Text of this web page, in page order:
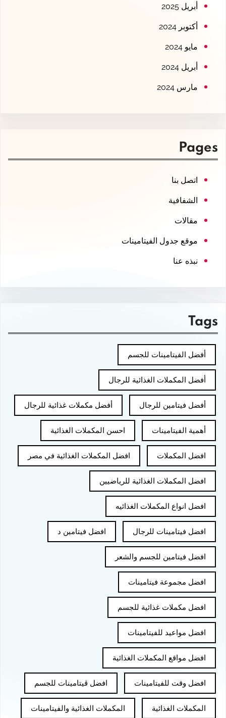
أبريل 2025
أكتوبر 2024
مايو 2024
أبريل 2024
مارس 2024
Pages
اتصل بنا
الشفافية
مقالات
موقع جدول الفيتامينات
نبذه عنا
Tags
أفضل الفيتامينات للجسم
أفضل المكملات الغذائية للرجال
أفضل فيتامين للرجال أفضل مكملات غذائية للرجال
أهمية الفيتامينات احسن المكملات الغذائية
افضل المكملات افضل المكملات الغذائية في مصر
افضل المكملات الغذائية للرياضيين
افضل انواع المكملات الغذائيه
افضل فيتامينات للرجال افضل فيتامين د
افضل فيتامين للجسم والشعر
افضل مجموعة فيتامينات
افضل مكملات غذائية للجسم
افضل مواعيد للفيتامينات
افضل مواقع المكملات الغذائية
افضل وقت للفيتامينات افضل ڤيتامينات للجسم
المكملات الغذائية المكملات الغذائية والفيتامينات